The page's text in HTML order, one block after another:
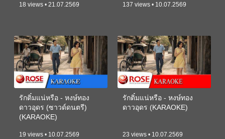
18 views • 21.07.2569 137 views • 10.07.2569
รักติ๋มแน่หรือ - หงษ์ทอง
ดาวอุดร (ซาวด์ดนตรี)
(KARAOKE)
19 views • 10.07.2569
รักติ๋มแน่หรือ - หงษ์ทอง
ดาวอุดร (KARAOKE)
23 views • 10.07.2569